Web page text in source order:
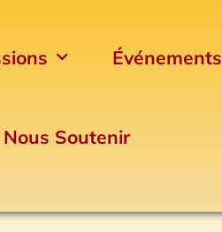
Événements
Nous Soutenir